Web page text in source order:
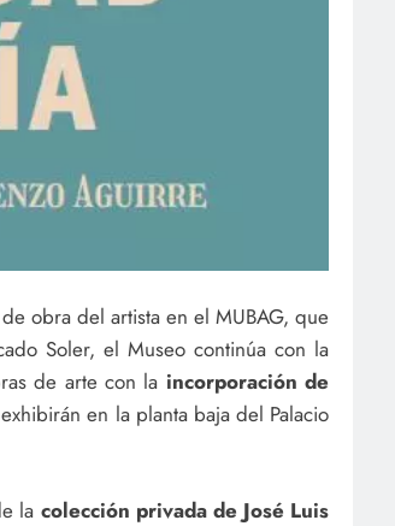
obra del artista en el MUBAG, que
Soler, el Museo continúa con la
de arte con la incorporación de
en la planta baja del Palacio
la colección privada de José Luis